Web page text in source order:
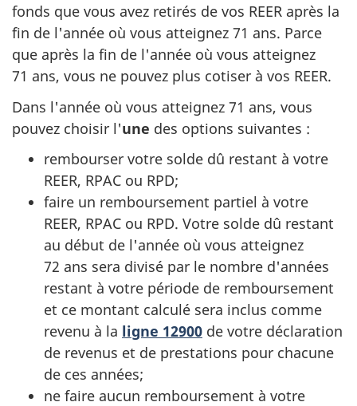
fonds que vous avez retirés de vos REER après la
fin de l'année où vous atteignez 71 ans. Parce
que après la fin de l'année où vous atteignez
71 ans, vous ne pouvez plus cotiser à vos REER.
Dans l'année où vous atteignez 71 ans, vous
pouvez choisir l'une des options suivantes :
rembourser votre solde dû restant à votre
REER, RPAC ou RPD;
faire un remboursement partiel à votre
REER, RPAC ou RPD. Votre solde dû restant
au début de l'année où vous atteignez
72 ans sera divisé par le nombre d'années
restant à votre période de remboursement
et ce montant calculé sera inclus comme
revenu à la ligne 12900 de votre déclaration
de revenus et de prestations pour chacune
de ces années;
ne faire aucun remboursement à votre